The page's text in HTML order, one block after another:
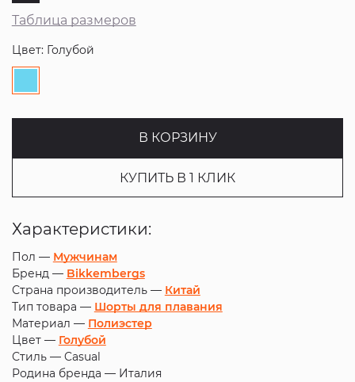
Таблица размеров
Цвет: Голубой
В КОРЗИНУ
КУПИТЬ В 1 КЛИК
Характеристики:
Пол — Мужчинам
Бренд — Bikkembergs
Страна производитель — Китай
Тип товара — Шорты для плавания
Материал — Полиэстер
Цвет — Голубой
Стиль — Casual
Родина бренда — Италия